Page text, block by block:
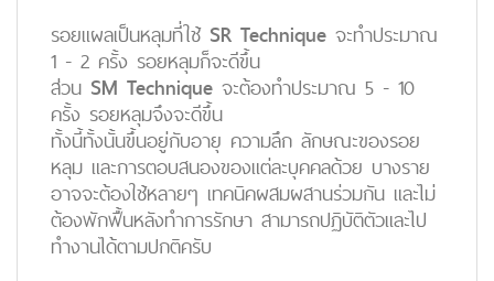
รอยแผลเป็นหลุมที่ใช้ SR Technique จะทำประมาณ
1 - 2 ครั้ง รอยหลุมก็จะดีขึ้น
ส่วน SM Technique จะต้องทำประมาณ 5 - 10
ครั้ง รอยหลุมจึงจะดีขึ้น
ทั้งนี้ทั้งนั้นขึ้นอยู่กับอายุ ความลึก ลักษณะของรอย
หลุม และการตอบสนองของแต่ละบุคคลด้วย บางราย
อาจจะต้องใช้หลายๆ เทคนิคผสมผสานร่วมกัน และไม่
ต้องพักฟื้นหลังทำการรักษา สามารถปฏิบัติตัวและไป
ทำงานได้ตามปกติครับ